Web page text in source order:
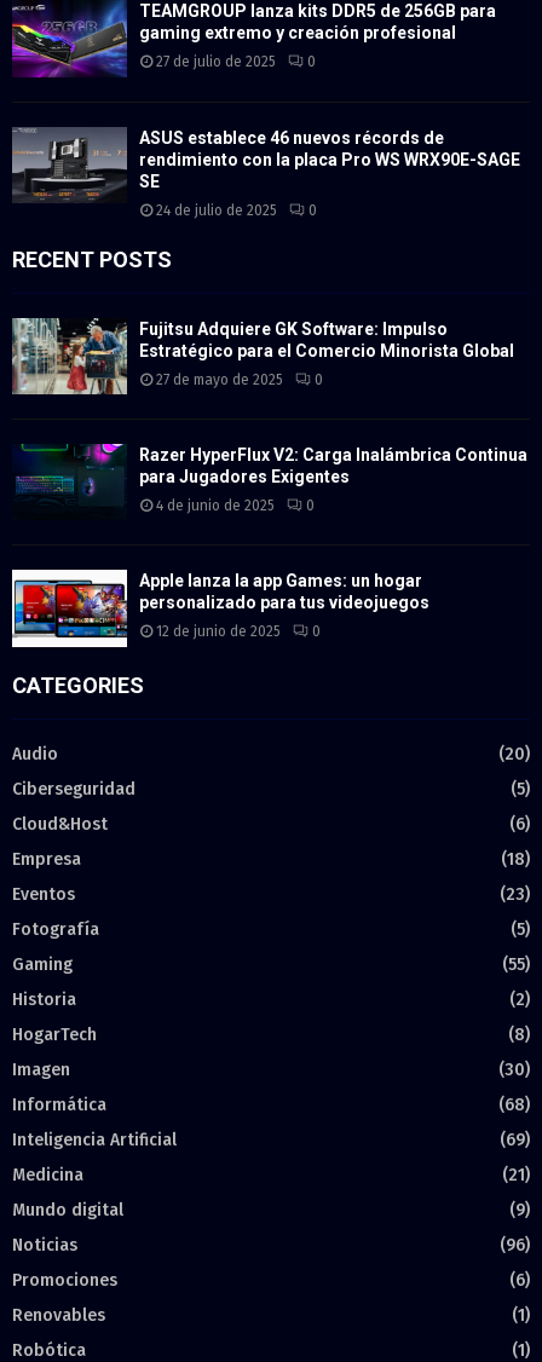
TEAMGROUP lanza kits DDR5 de 256GB para
gaming extremo y creación profesional
27 de julio de 2025 0
ASUS establece 46 nuevos récords de
rendimiento con la placa Pro WS WRX90E-SAGE
SE
24 de julio de 2025 0
RECENT POSTS
Fujitsu Adquiere GK Software: Impulso
Estratégico para el Comercio Minorista Global
27 de mayo de 2025 0
Razer HyperFlux V2: Carga Inalámbrica Continua
para Jugadores Exigentes
4 de junio de 2025 0
Apple lanza la app Games: un hogar
personalizado para tus videojuegos
12 de junio de 2025 0
CATEGORIES
Audio
(20)
Ciberseguridad
(5)
Cloud&Host
(6)
Empresa
(18)
Eventos
(23)
Fotografía
(5)
Gaming
(55)
Historia
(2)
HogarTech
(8)
Imagen
(30)
Informática
(68)
Inteligencia Artificial
(69)
Medicina
(21)
Mundo digital
(9)
Noticias
(96)
Promociones
(6)
Renovables
(1)
Robótica
(1)